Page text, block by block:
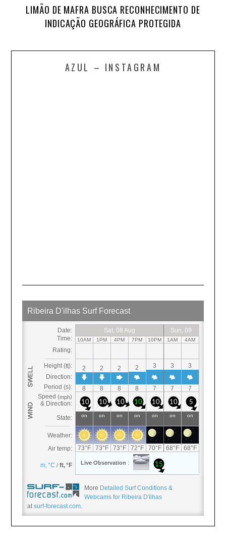
LIMÃO DE MAFRA BUSCA RECONHECIMENTO DE
INDICAÇÃO GEOGRÁFICA PROTEGIDA
AZUL – INSTAGRAM
More Detailed Surf Conditions &
Webcams for Ribeira D'ilhas
at surf-forecast.com.